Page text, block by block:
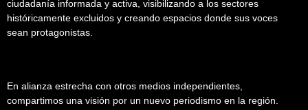
ciudadanía informada y activa, visibilizando a los sectores
históricamente excluidos y creando espacios donde sus voces
sean protagonistas.
En alianza estrecha con otros medios independientes,
compartimos una visión por un nuevo periodismo en la región.